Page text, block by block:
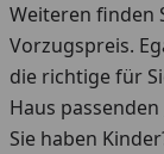
Weiteren finden
Vorzugspreis.
die richtige für
Haus passenden
Sie haben